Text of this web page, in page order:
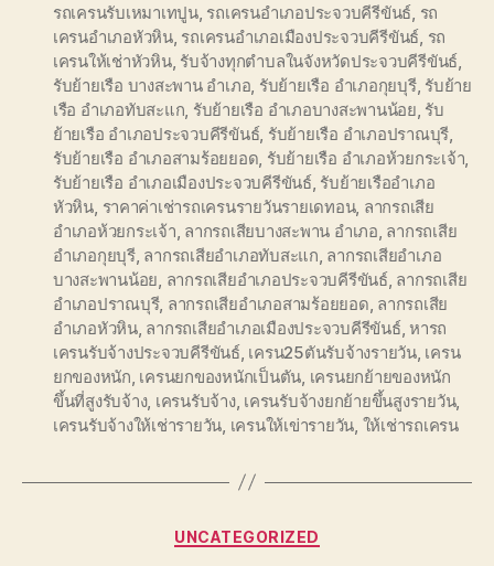
รถเครนรับเหมาเทปูน, รถเครนอำเภอประจวบคีรีขันธ์ รถ
เครนอำเภอหัวหิน, รถเครนอำเภอเมืองประจวบคีรีขันธ์ รถ
เครนให้เช่าหัวหิน, รับจ้างทุกตำบลในจังหวัดประจวบคีรีขันธ์
รับย้ายเรือ บางสะพาน อำเภอ รับย้ายเรือ อำเภอกุยบุรี, รับย้าย
เรือ อำเภอทับสะแก รับย้ายเรือ อำเภอบางสะพานน้อย รับ
ย้ายเรือ อำเภอประจวบคีรีขันธ์, รับย้ายเรือ อำเภอปราณบุรี
รับย้ายเรือ อำเภอสามร้อยยอด รับย้ายเรือ อำเภอห้วยกระเจ้า
รับย้ายเรือ อำเภอเมืองประจวบคีรีขันธ์, รับย้ายเรืออำเภอ
หัวหิน ราคาค่าเช่ารถเครนรายวันรายเดทอน, ลากรถเสีย
อำเภอห้วยกระเจ้า ลากรถเสียบางสะพาน อำเภอ ลากรถเสีย
อำเภอกุยบุรี, ลากรถเสียอำเภอทับสะแก ลากรถเสียอำเภอ
บางสะพานน้อย ลากรถเสียอำเภอประจวบคีรีขันธ์, ลากรถเสีย
อำเภอปราณบุรี, ลากรถเสียอำเภอสามร้อยยอด ลากรถเสีย
อำเภอหัวหิน, ลากรถเสียอำเภอเมืองประจวบคีรีขันธ์,หารถ
เครนรับจ้างประจวบคีรีขันธ์, เครน25ตันรับจ้างรายวัน, เครน
ยกของหนัก เครนยกของหนักเป็นตัน เครนยกย้ายของหนัก
ขึ้นที่สูงรับจ้าง, เครนรับจ้าง, เครนรับจ้างยกย้ายขึ้นสูงรายวัน,
เครนรับจ้างให้เช่ารายวัน เครนให้เข่ารายวัน ให้เช่ารถเครน
Categories
UNCATEGORIZED